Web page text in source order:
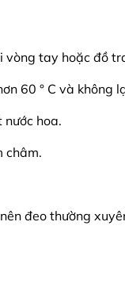
vòng tay hoặc đồ
60 ° C và không
nước hoa.
châm.
đeo thường